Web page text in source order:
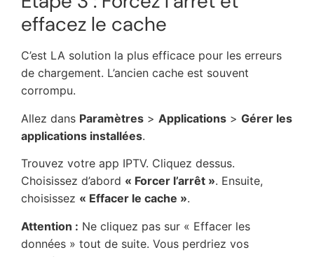
effacez le cache
C’est LA solution la plus efficace pour les erreurs
de chargement. L’ancien cache est souvent
corrompu.
Allez dans Paramètres > Applications > Gérer les
applications installées.
Trouvez votre app IPTV. Cliquez dessus.
Choisissez d’abord « Forcer l’arrêt ». Ensuite,
choisissez « Effacer le cache ».
Attention : Ne cliquez pas sur « Effacer les
données » tout de suite. Vous perdriez vos